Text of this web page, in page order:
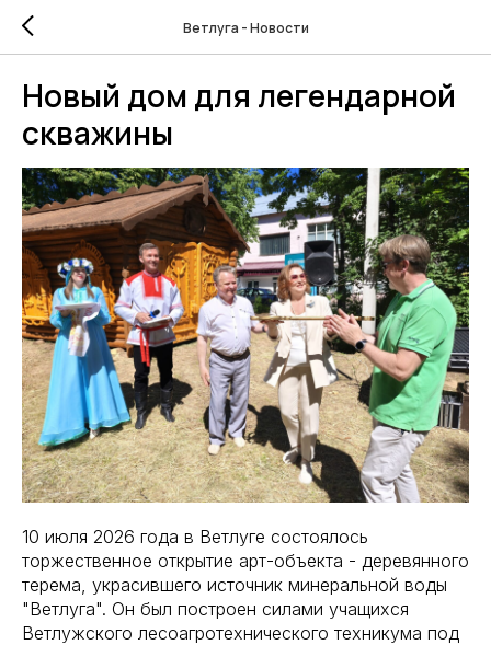
Ветлуга - Новости
Новый дом для легендарной
скважины
10 июля 2026 года в Ветлуге состоялось
торжественное открытие арт-объекта - деревянного
терема, украсившего источник минеральной воды
"Ветлуга". Он был построен силами учащихся
Ветлужского лесоагротехнического техникума под